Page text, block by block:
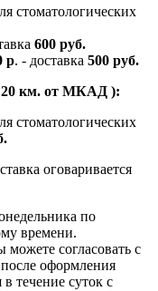
стоматологических
600 руб.
р. - доставка 500 руб.
20 км. от МКАД ):
стоматологических
оговаривается
по
времени.
согласовать с
оформления
течение суток с